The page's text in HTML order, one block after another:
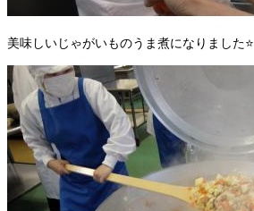
美味しいじゃがいものうま煮になりました⭐